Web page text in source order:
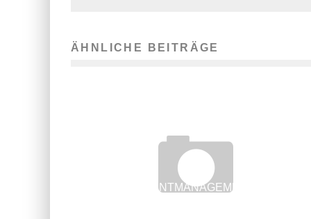
ÄHNLICHE BEITRÄGE
STUDIUM EVENTMANAGEMENT – NUR AN